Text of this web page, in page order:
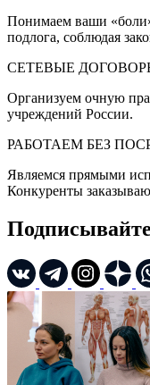
Понимаем ваши
подлога, соблюдая
СЕТЕВЫЕ
Организуем очную
учреждений России.
РАБОТАЕМ БЕЗ
Являемся прямыми
Конкуренты